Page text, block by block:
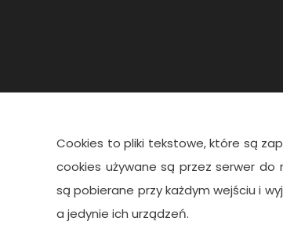
Cookies to pliki tekstowe, które są
cookies używane są przez serwer do
są pobierane przy każdym wejściu i
a jedynie ich urządzeń.